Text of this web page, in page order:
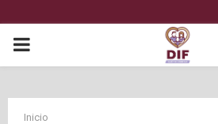
P
Inicio